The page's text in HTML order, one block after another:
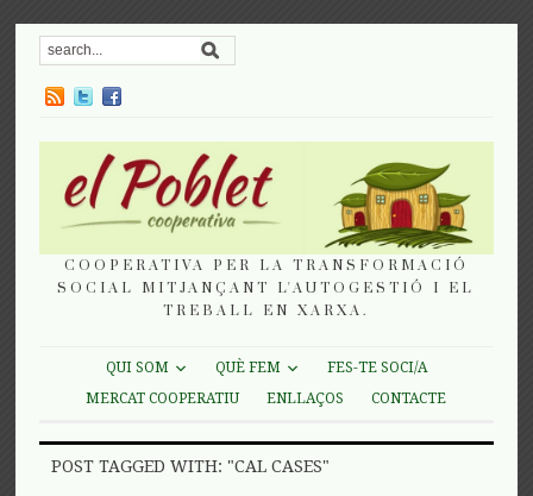
COOPERATIVA PER LA TRANSFORMACIÓ
SOCIAL MITJANÇANT L'AUTOGESTIÓ I EL
TREBALL EN XARXA.
QUI SOM QUÈ FEM
FES-TE SOCI/A
MERCAT COOPERATIU
ENLLAÇOS CONTACTE
POST TAGGED WITH: "CAL CASES"